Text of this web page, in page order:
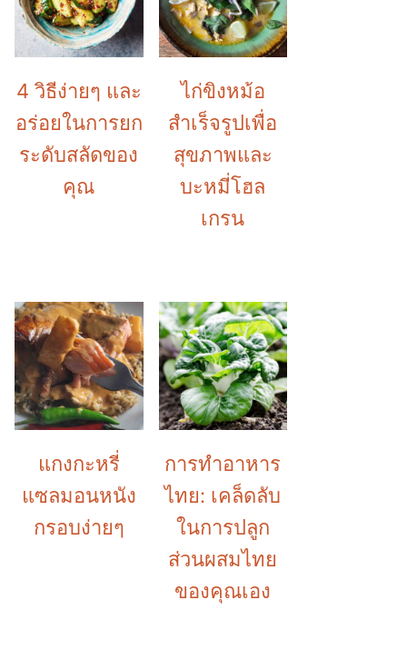
4 วิธีง่ายๆ และ
อร่อยในการยก
ระดับสลัดของ
คุณ
ไก่ขิงหม้อ
สำเร็จรูปเพื่อ
สุขภาพและ
บะหมี่โฮล
เกรน
แกงกะหรี่
แซลมอนหนัง
กรอบง่ายๆ
การทำอาหาร
ไทย: เคล็ดลับ
ในการปลูก
ส่วนผสมไทย
ของคุณเอง